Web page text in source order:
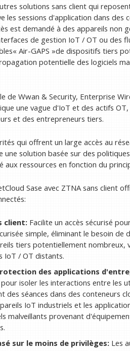
solutions sans client qui
les sessions d'application dans des
est demandé à des appareils non
de gestion IoT / OT ou des
Air-GAPS »de dispositifs tiers
potentielle des logiciels
de Wwan & Security, Enterprise
une vague d'IoT et des actifs
et des entrepreneurs tiers.
qui offrent un large accès au
solution basée sur des
aux ressources en fonction du
Sase avec ZTNA sans client
client:Facilite un accès sécurisé
simple, éliminant le besoin de
tiers potentiellement nombreux,
IoT / OT distants.
des applications
isoler les interactions entre les
des séances dans des conteneurs
IoT industriels et les
malveillants provenant
sur le moins de privilèges:Les